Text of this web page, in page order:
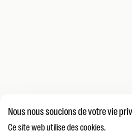
Nous nous soucions de votre vie
Ce site web utilise des cookies.